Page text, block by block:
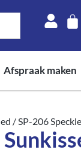
Afspraak maken
/ SP-206